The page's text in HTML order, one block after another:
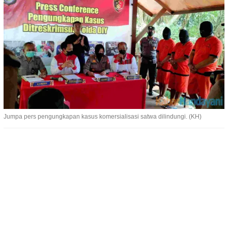
Jumpa pers pengungkapan kasus komersialisasi satwa dilindungi. (KH)